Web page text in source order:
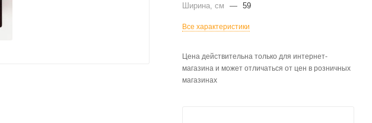
Ширина, см
— 59
Все характеристики
Цена действительна только для интернет-
магазина и может отличаться от цен в розничных
магазинах